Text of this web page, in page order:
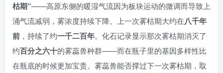
枯期”——高原东侧的暖湿气流因为板块运动的微调而导致上
涌气流减弱，雾浓度持续下降。上一次雾枯期大约在八千年
前 ，持续了约一千二百年。化石记录显示那次雾枯期消灭了
约百分之六十的雾蕊兽种群——而在瓶子里的基因多样性比
在瓶底的时候更加宝贵。雾蕊兽能否撑过下一次雾枯期，取